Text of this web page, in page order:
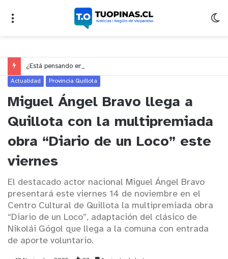
Actualidad Provincia Quillota
Miguel Ángel Bravo llega a
Quillota con la multipremiada
obra “Diario de un Loco” este
viernes
El destacado actor nacional Miguel Ángel Bravo
presentará este viernes 14 de noviembre en el
Centro Cultural de Quillota la multipremiada obra
“Diario de un Loco”, adaptación del clásico de
Nikolái Gógol que llega a la comuna con entrada
de aporte voluntario.